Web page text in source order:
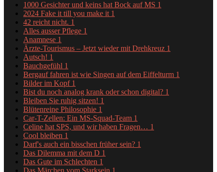
1000 Gesichter und keins hat Bock auf MS 1
2024 Fake it till you make it 1
42 reicht nicht. 1
Alles ausser Pflege 1
Anamnese 1
Ärzte-Tourismus – Jetzt wieder mit Drehkreuz 1
Autsch! 1
Bauchgefühl 1
Bergauf fahren ist wie Singen auf dem Eiffelturm 1
Bilder im Kopf 1
Bist du noch analog krank oder schon digital? 1
Bleiben Sie ruhig sitzen! 1
Blütenreine Philosophie 1
Car-T-Zellen: Ein MS-Squad-Team 1
Celine hat SPS, und wir haben Fragen… 1
Cool bleiben 1
Darf's auch ein bisschen früher sein? 1
Das Dilemma mit dem D 1
Das Gute im Schlechten 1